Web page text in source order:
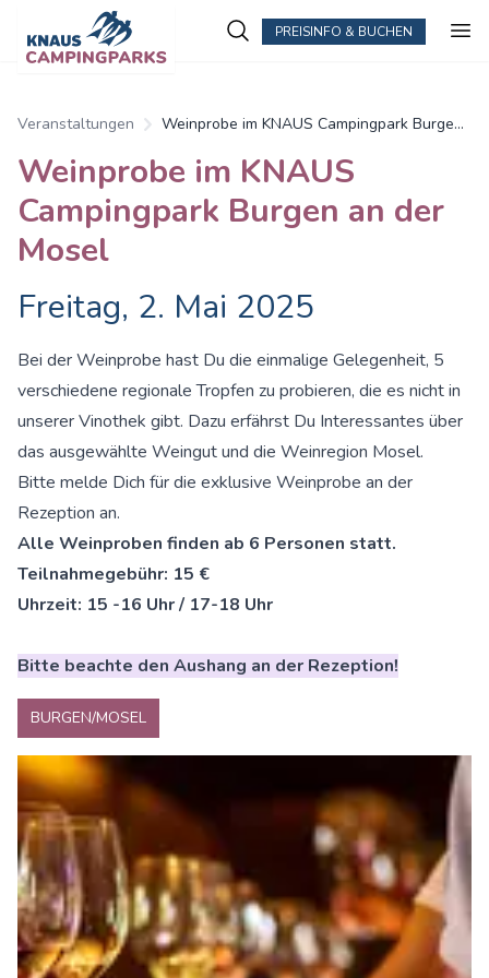
PREISINFO & BUCHEN
Veranstaltungen
Weinprobe im KNAUS Campingpark Burgen
Weinprobe im KNAUS
Campingpark Burgen an der
Mosel
Freitag, 2. Mai 2025
Bei der Weinprobe hast Du die einmalige Gelegenheit, 5
verschiedene regionale Tropfen zu probieren, die es nicht in
unserer Vinothek gibt. Dazu erfährst Du Interessantes über
das ausgewählte Weingut und die Weinregion Mosel.
Bitte melde Dich für die exklusive Weinprobe an der
Rezeption an.
Alle Weinproben finden ab 6 Personen statt.
Teilnahmegebühr: 15 €
Uhrzeit: 15 -16 Uhr / 17-18 Uhr
Bitte beachte den Aushang an der Rezeption!
BURGEN/MOSEL